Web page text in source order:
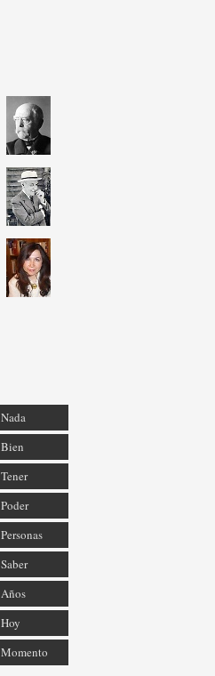
Nada
Bien
Tener
Poder
Personas
Saber
Años
Hoy
Momento